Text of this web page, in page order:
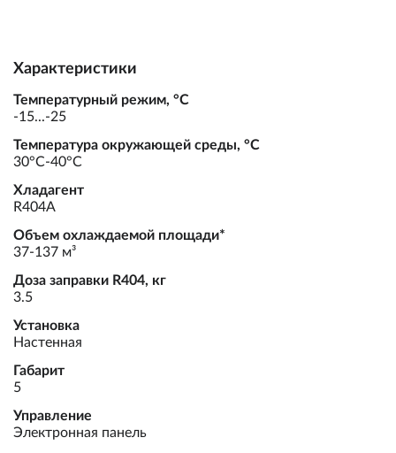
Характеристики
Температурный режим, °С
-15...-25
Температура окружающей среды, °С
30°С-40°С
Хладагент
R404A
Объем охлаждаемой площади*
37-137 м³
Доза заправки R404, кг
3.5
Установка
Настенная
Габарит
5
Управление
Электронная панель